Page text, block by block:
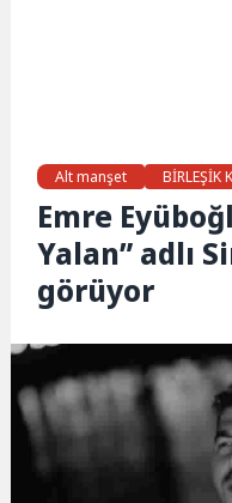
Alt manşet BİRLEŞİK
Emre
Yalan” adlı
görüyor